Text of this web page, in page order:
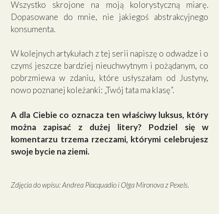
Wszystko skrojone na moją kolorystyczną miarę.
Dopasowane do mnie, nie jakiegoś abstrakcyjnego
konsumenta.
W kolejnych artykułach z tej serii napiszę o odwadze i o
czymś jeszcze bardziej nieuchwytnym i pożądanym, co
pobrzmiewa w zdaniu, które usłyszałam od Justyny,
nowo poznanej koleżanki: „Twój tata ma klasę”.
A dla Ciebie co oznacza ten właściwy luksus, który
można zapisać z dużej litery? Podziel się w
komentarzu trzema rzeczami, którymi celebrujesz
swoje bycie na ziemi.
Zdjęcia do wpisu: Andrea Piacquadio i Olga Mironova z Pexels.